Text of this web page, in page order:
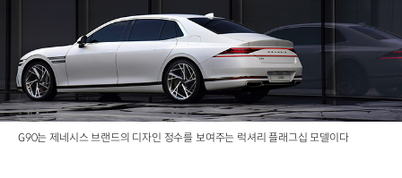
G90는 제네시스 브랜드의 디자인 정수를 보여주는 럭셔리 플래그십 모델이다